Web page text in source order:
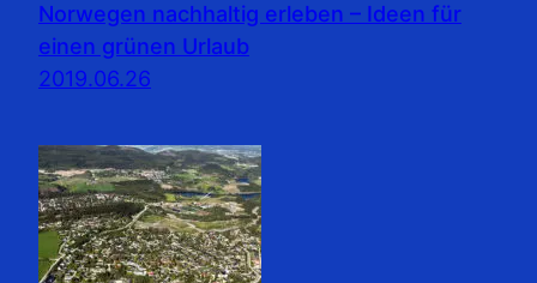
Norwegen nachhaltig erleben – Ideen für
einen grünen Urlaub
2019.06.26